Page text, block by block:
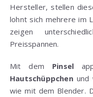
Hersteller, stellen
lohnt sich mehrere im
zeigen
Preisspannen.
Mit dem Pinsel
Hautschüppchenund
wie mit dem Blender.